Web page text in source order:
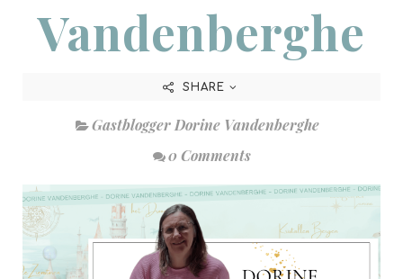
Vandenberghe
SHARE
Gastblogger Dorine Vandenberghe
0 Comments